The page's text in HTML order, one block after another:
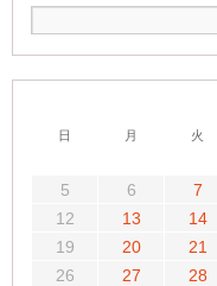
日 月 火
5
6 7
12
13 14
19
20 21
26
27 28